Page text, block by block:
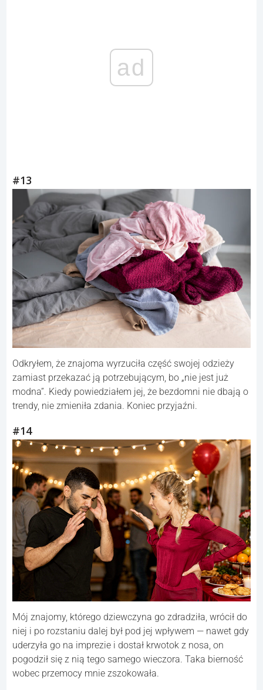
ad
#13
Odkryłem, że znajoma wyrzuciła część swojej odzieży
zamiast przekazać ją potrzebującym, bo „nie jest już
modna”. Kiedy powiedziałem jej, że bezdomni nie dbają o
trendy, nie zmieniła zdania. Koniec przyjaźni.
#14
Mój znajomy, którego dziewczyna go zdradziła, wrócił do
niej i po rozstaniu dalej był pod jej wpływem — nawet gdy
uderzyła go na imprezie i dostał krwotok z nosa, on
pogodził się z nią tego samego wieczora. Taka bierność
wobec przemocy mnie zszokowała.